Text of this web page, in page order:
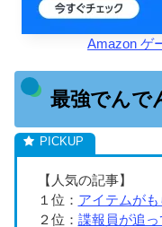
Amazon ゲ
最強でんで
【人気の記事】
１位： アイテムが
２位： 諜報員が追